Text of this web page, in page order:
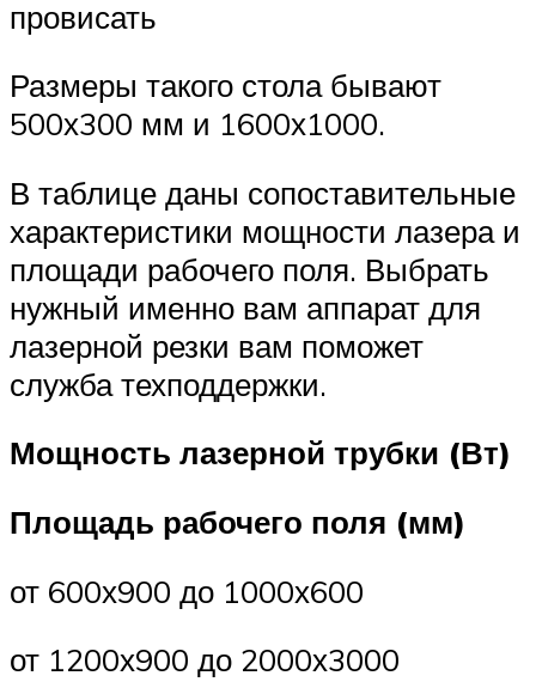
провисать
Размеры такого стола бывают
500х300 мм и 1600х1000.
В таблице даны сопоставительные
характеристики мощности лазера и
площади рабочего поля. Выбрать
нужный именно вам аппарат для
лазерной резки вам поможет
служба техподдержки.
Мощность лазерной трубки (Вт)
Площадь рабочего поля (мм)
от 600х900 до 1000х600
от 1200х900 до 2000х3000